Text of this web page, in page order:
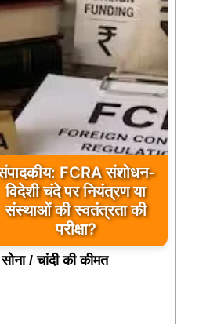
FCRA संशोधन-
विदेशी चंदे पर नियंत्रण या
संस्थाओं की स्वतंत्रता की
परीक्षा?
सोना / चांदी की कीमत